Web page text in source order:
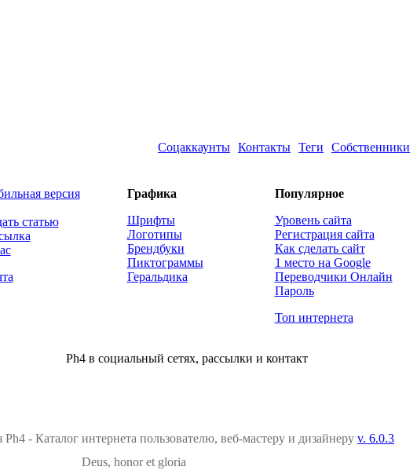
Соцаккаунты Контакты Теги Собственники
версия
статью
Графика
Шрифты
Логотипы
Брендбуки
Пиктограммы
Геральдика
Популярное
Уровень сайта
Регистрация сайта
Как сделать сайт
1 место на Google
Переводчики Онлайн
Пароль
Топ интернета
Ph4 в социальный сетях, рассылки и контакт
- Каталог интернета пользователю, веб-мастеру и дизайнеру v. 6.0.3
Deus, honor et gloria